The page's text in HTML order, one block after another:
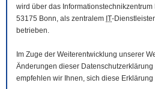
wird über das
53175 Bonn, als zentralem IT-
betrieben.
Im Zuge der Weiterentwicklung unserer
Änderungen dieser
empfehlen wir Ihnen, sich diese